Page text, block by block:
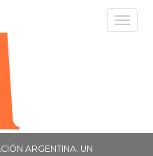
ARGENTINA. UN